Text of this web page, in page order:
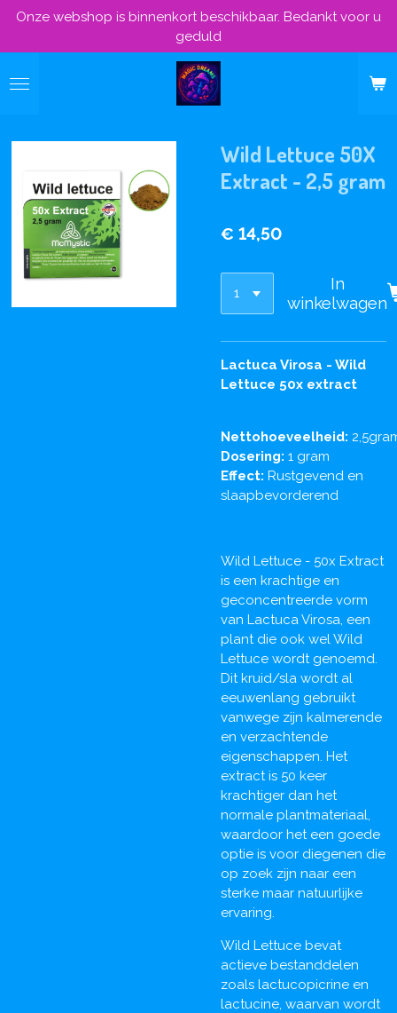
Ga
naar
de
Onze webshop is binnenkort beschikbaar. Bedankt voor u
geduld
Wild Lettuce 50X
Extract - 2,5 gram
€ 14,50
In
winkelwagen
Lactuca Virosa - Wild
Lettuce 50x extract
Nettohoeveelheid:
Dosering: 1 gram
Effect: Rustgevend en
slaapbevorderend
Wild Lettuce - 50x Extract
is een krachtige en
geconcentreerde vorm
van Lactuca Virosa, een
plant die ook wel Wild
Lettuce wordt genoemd.
Dit kruid/sla wordt al
eeuwenlang gebruikt
vanwege zijn kalmerende
en verzachtende
eigenschappen. Het
extract is 50 keer
krachtiger dan het
normale plantmateriaal,
waardoor het een goede
optie is voor diegenen die
op zoek zijn naar een
sterke maar natuurlijke
ervaring.
Wild Lettuce bevat
actieve bestanddelen
zoals lactucopicrine en
lactucine, waarvan wordt